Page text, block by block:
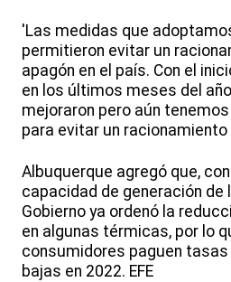
'Las medidas que
permitieron evitar un
apagón en el país. Con el
en los últimos meses del
mejoraron pero aún
para evitar un racionamiento
Albuquerque agregó que,
capacidad de generación de
Gobierno ya ordenó la
en algunas térmicas, por lo
consumidores paguen
bajas en 2022. EFE